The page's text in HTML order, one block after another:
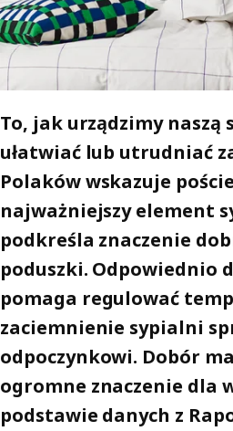
To, jak urządzimy naszą
ułatwiać lub utrudniać
Polaków wskazuje
najważniejszy element
podkreśla znaczenie
poduszki. Odpowiednio
pomaga regulować
zaciemnienie sypialni
odpoczynkowi. Dobór
ogromne znaczenie dla
podstawie danych z